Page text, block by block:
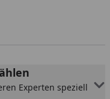
Experten speziell